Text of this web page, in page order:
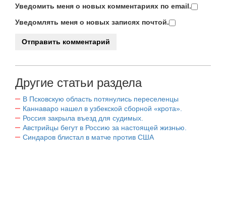
Уведомить меня о новых комментариях по email.
Уведомлять меня о новых записях почтой.
Другие статьи раздела
В Псковскую область потянулись переселенцы
Каннаваро нашел в узбекской сборной «крота».
Россия закрыла въезд для судимых.
Австрийцы бегут в Россию за настоящей жизнью.
Синдаров блистал в матче против США